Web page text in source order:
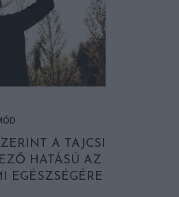
A TAJCSI
HATÁSÚ AZ
EGÉSZSÉGÉRE